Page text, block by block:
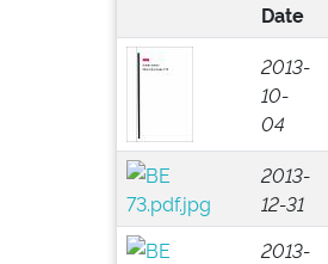
Date
2013-
10-
04
2013-
12-31
2013-